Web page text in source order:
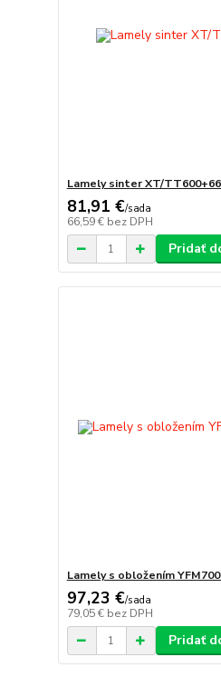
Lamely sinter XT/
81,91 €/sada
66,59 € bez DPH
Pridať
Lamely s obložením
97,23 €/sada
79,05 € bez DPH
Pridať